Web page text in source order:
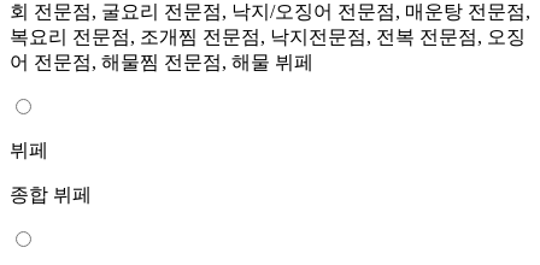
회 전문점, 굴요리 전문점, 낙지/오징어 전문점, 매운탕 전문점,
복요리 전문점, 조개찜 전문점, 낙지전문점, 전복 전문점, 오징
어 전문점, 해물찜 전문점, 해물 뷔페
뷔페
종합 뷔페